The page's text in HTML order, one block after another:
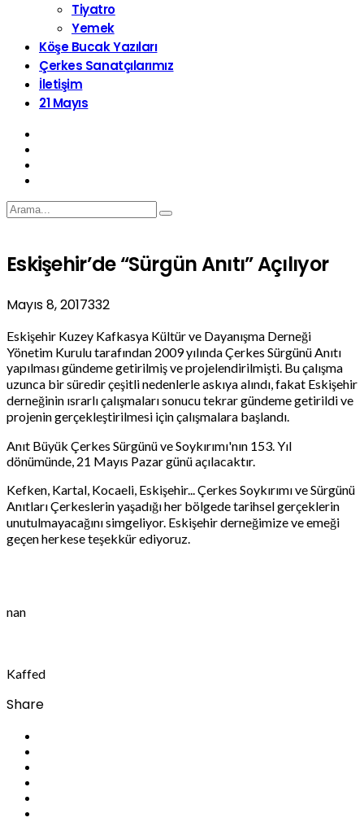
Tiyatro
Yemek
Köşe Bucak Yazıları
Çerkes Sanatçılarımız
İletişim
21 Mayıs
Eskişehir’de “Sürgün Anıtı” Açılıyor
Mayıs 8, 2017332
Eskişehir Kuzey Kafkasya Kültür ve Dayanışma Derneği
Yönetim Kurulu tarafından 2009 yılında Çerkes Sürgünü Anıtı
yapılması gündeme getirilmiş ve projelendirilmişti. Bu çalışma
uzunca bir süredir çeşitli nedenlerle askıya alındı, fakat Eskişehir
derneğinin ısrarlı çalışmaları sonucu tekrar gündeme getirildi ve
projenin gerçekleştirilmesi için çalışmalara başlandı.
Anıt Büyük Çerkes Sürgünü ve Soykırımı'nın 153. Yıl
dönümünde, 21 Mayıs Pazar günü açılacaktır.
Kefken, Kartal, Kocaeli, Eskişehir... Çerkes Soykırımı ve Sürgünü
Anıtları Çerkeslerin yaşadığı her bölgede tarihsel gerçeklerin
unutulmayacağını simgeliyor. Eskişehir derneğimize ve emeği
geçen herkese teşekkür ediyoruz.
nan
Kaffed
Share